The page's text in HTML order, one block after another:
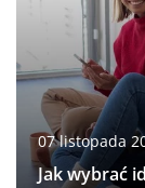
07 listopada
Jak wybrać